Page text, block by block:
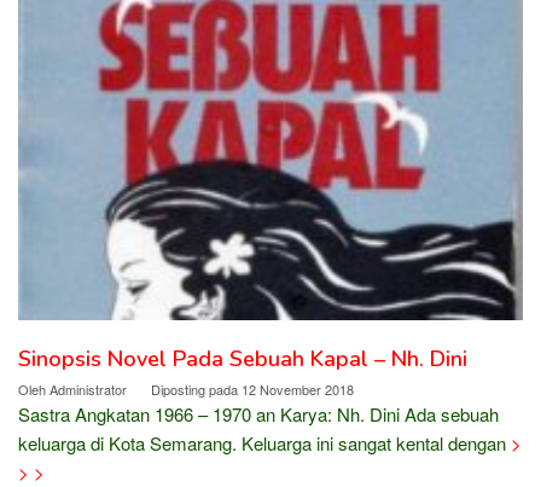
Sinopsis Novel Pada Sebuah Kapal – Nh. Dini
OlehAdministrator Diposting pada 12 November 2018
Sastra Angkatan 1966 – 1970 an Karya: Nh. Dini Ada sebuah
keluarga di Kota Semarang. Keluarga ini sangat kental dengan >
> >